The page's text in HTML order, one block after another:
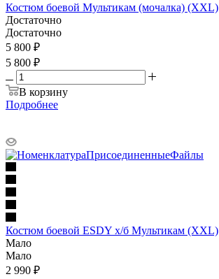
Костюм боевой Мультикам (мочалка) (XXL)
Достаточно
Достаточно
5 800 ₽
5 800 ₽
В корзину
Подробнее
Костюм боевой ESDY х/б Мультикам (XXL)
Мало
Мало
2 990 ₽